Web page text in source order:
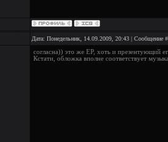
Дата: Понедельник, 14.09.2009, 20:43 | Сообщение #
согласна)) это же EP, хоть и презентующий
Кстати, обложка вполне соответствует